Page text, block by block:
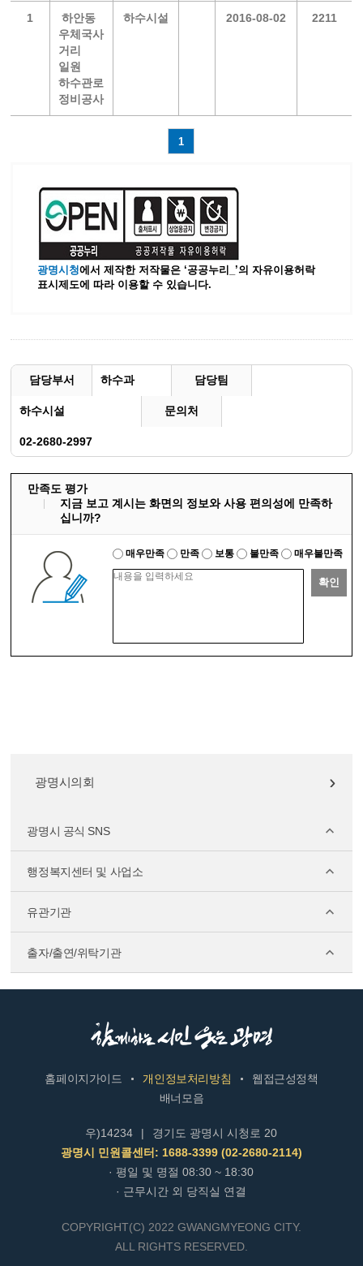
1
하안동
우체국사
거리
일원
하수관로
정비공사
하수시설 2016-08-02 2211
1
광명시청에서 제작한 저작물은 ‘공공누리_’의 자유이용허락
표시제도에 따라 이용할 수 있습니다.
담당부서 하수과 담당팀
하수시설 문의처
02-2680-2997
만족도 평가
지금 보고 계시는 화면의 정보와 사용 편의성에 만족하
십니까?
매우만족 만족 보통 불만족 매우불만족
확인
광명시의회
광명시 공식 SNS
행정복지센터 및 사업소
유관기관
출자/출연/위탁기관
홈페이지가이드 개인정보처리방침
웹접근성정책
배너모음
우)14234 |
경기도 광명시 시청로 20
광명시 민원콜센터: 1688-3399 (02-2680-2114)
· 평일 및 명절 08:30 ~ 18:30
· 근무시간 외 당직실 연결
COPYRIGHT(C) 2022 GWANGMYEONG CITY.
ALL RIGHTS RESERVED.